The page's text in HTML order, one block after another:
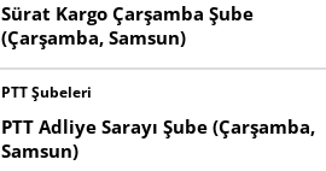
Sürat Kargo Çarşamba Şube
(Çarşamba, Samsun)
PTT Şubeleri
PTT Adliye Sarayı Şube (Çarşamba,
Samsun)